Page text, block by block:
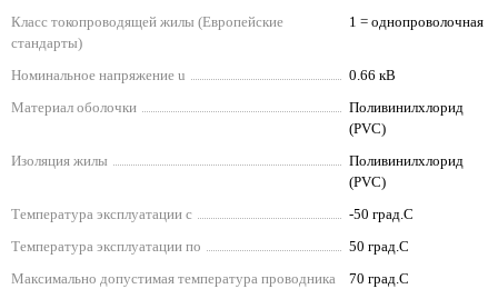
Класс токопроводящей жилы (Европейские
стандарты)
1 = однопроволочная
Номинальное напряжение u
0.66 кВ
Материал оболочки
Поливинилхлорид
(PVC)
Изоляция жилы
Поливинилхлорид
(PVC)
Температура эксплуатации с
-50 град.C
Температура эксплуатации по
50 град.C
Максимально допустимая температура проводника
70 град.C